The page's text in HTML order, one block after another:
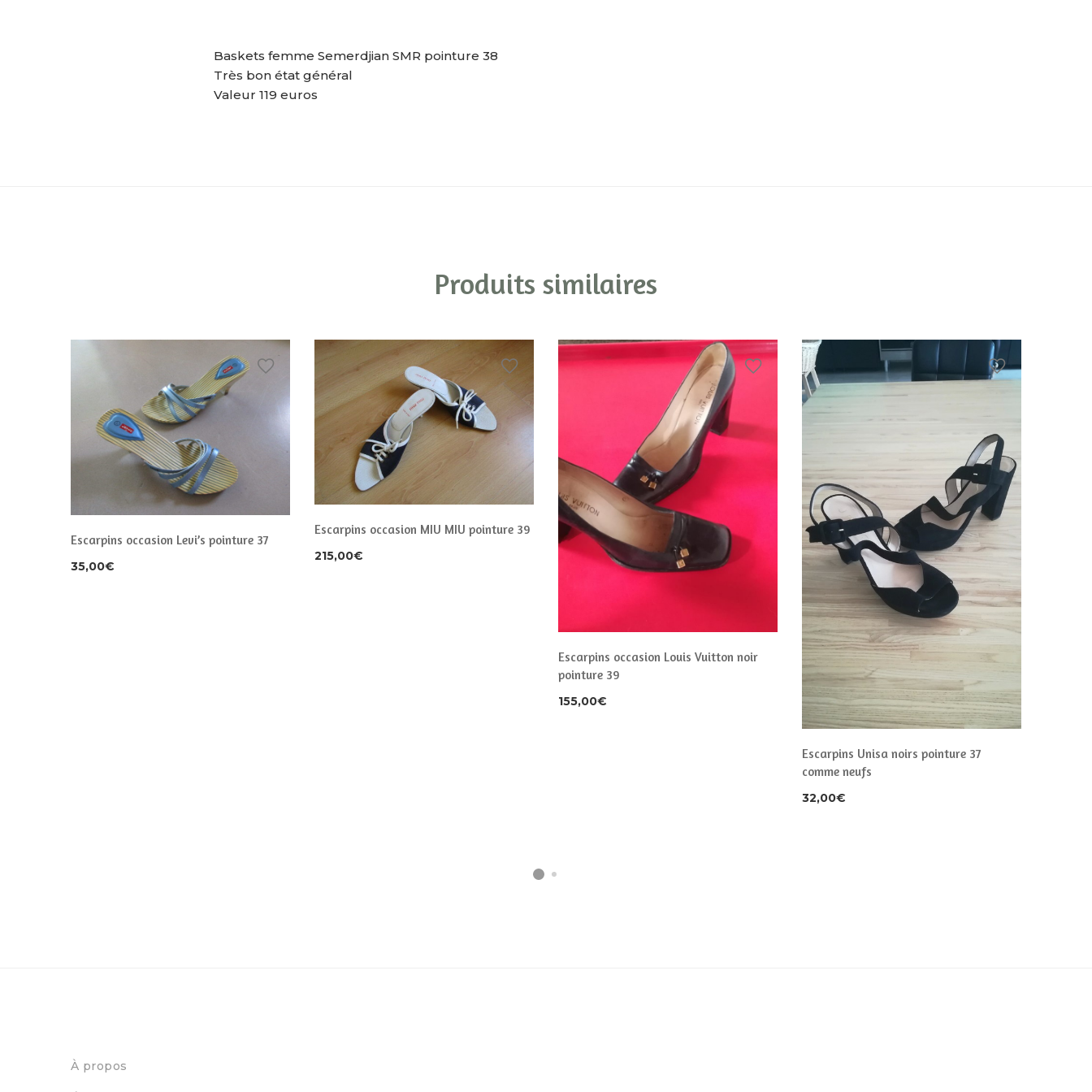
Baskets femme Semerdjian SMR pointure 38
Très bon état général
Valeur 119 euros
Produits similaires
Escarpins occasion Levi’s pointure 37
35,00€
Escarpins occasion MIU MIU pointure 39
215,00€
Escarpins occasion Louis Vuitton noir
pointure 39
155,00€
Escarpins Unisa noirs pointure 37
comme neufs
32,00€
À propos